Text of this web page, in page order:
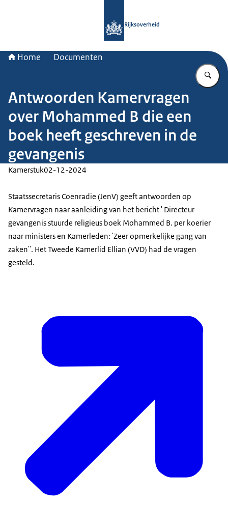
Rijksoverheid
Home Documenten
Antwoorden Kamervragen
over Mohammed B die een
boek heeft geschreven in de
gevangenis
Kamerstuk02-12-2024
Staatssecretaris Coenradie (JenV) geeft antwoorden op
Kamervragen naar aanleiding van het bericht ' Directeur
gevangenis stuurde religieus boek Mohammed B. per koerier
naar ministers en Kamerleden: 'Zeer opmerkelijke gang van
zaken''. Het Tweede Kamerlid Ellian (VVD) had de vragen
gesteld.